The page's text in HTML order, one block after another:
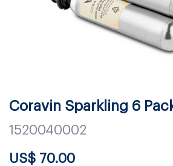
Coravin Sparkling 6
1520040002
US$ 70.00